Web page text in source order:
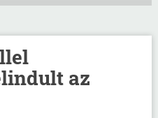
az